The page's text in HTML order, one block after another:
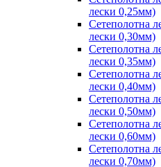
лески 0,25мм)
Сетеполотна
лески 0,30мм)
Сетеполотна
лески 0,35мм)
Сетеполотна
лески 0,40мм)
Сетеполотна
лески 0,50мм)
Сетеполотна
лески 0,60мм)
Сетеполотна
лески 0,70мм)